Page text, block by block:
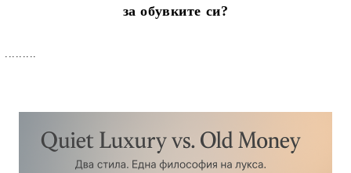
за обувките си?